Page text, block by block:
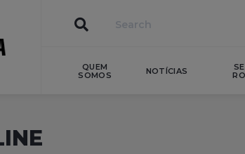
QUEM
SOMOS
NOTÍCIAS